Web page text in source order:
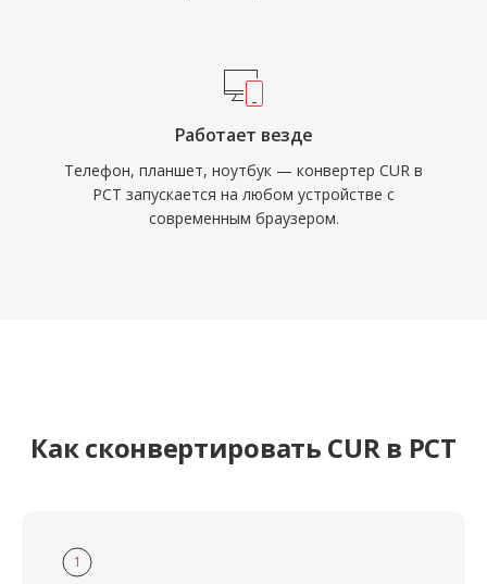
Работает везде
Телефон, планшет, ноутбук — конвертер CUR в
PCT запускается на любом устройстве с
современным браузером.
Как сконвертировать CUR в PCT
1